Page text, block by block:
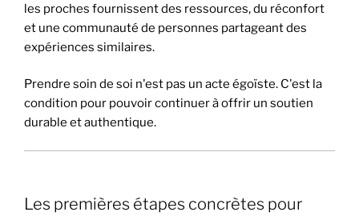
les proches fournissent des ressources, du réconfort
et une communauté de personnes partageant des
expériences similaires.
Prendre soin de soi n'est pas un acte égoïste. C'est la
condition pour pouvoir continuer à offrir un soutien
durable et authentique.
Les premières étapes concrètes pour